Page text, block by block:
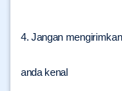
4. Jangan
anda kenal